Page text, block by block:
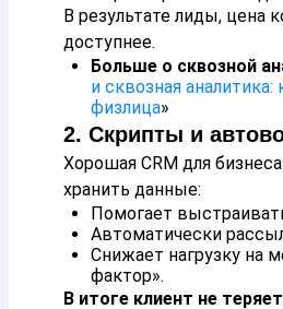
В результате лиды, цена
доступнее.
Больше о сквозной
и сквозная
физлица»
2. Скрипты и
Хорошая CRM для
хранить данные:
Помогает
Автоматически
Снижает нагрузку на
фактор».
В итоге клиент не